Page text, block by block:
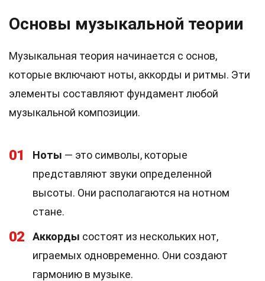
Основы музыкальной теории
Музыкальная теория начинается с основ,
которые включают ноты, аккорды и ритмы. Эти
элементы составляют фундамент любой
музыкальной композиции.
01 Ноты — это символы, которые
представляют звуки определенной
высоты. Они располагаются на нотном
стане.
02 Аккорды состоят из нескольких нот,
играемых одновременно. Они создают
гармонию в музыке.